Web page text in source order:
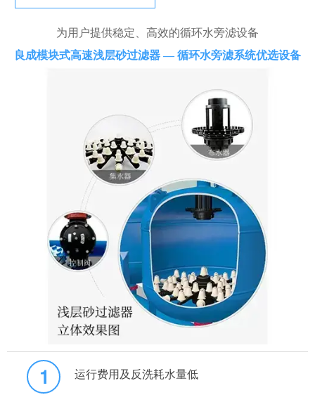
为用户提供稳定、高效的循环水旁滤设备
良成模块式高速浅层砂过滤器 — 循环水旁滤系统优选设备
 运行费用及反洗耗水量低